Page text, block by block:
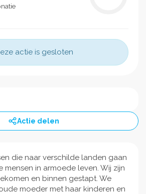
actie is gesloten
Actie delen
die naar verschilde landen gaan
mensen in armoede leven. Wij zijn
en binnen gestapt. We
moeder met haar kinderen en